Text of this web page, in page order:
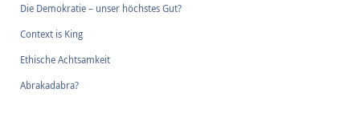
Die Demokratie – unser höchstes Gut?
Context is King
Ethische Achtsamkeit
Abrakadabra?